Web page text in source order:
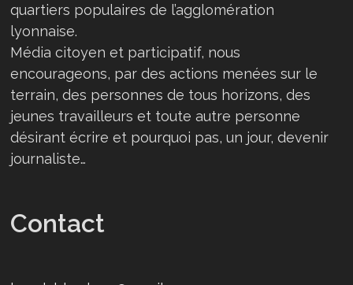
quartiers populaires de l’agglomération
lyonnaise.
Média citoyen et participatif, nous
encourageons, par des actions menées sur le
terrain, des personnes de tous horizons, des
jeunes travailleurs et toute autre personne
désirant écrire et pourquoi pas, un jour, devenir
journaliste…
Contact